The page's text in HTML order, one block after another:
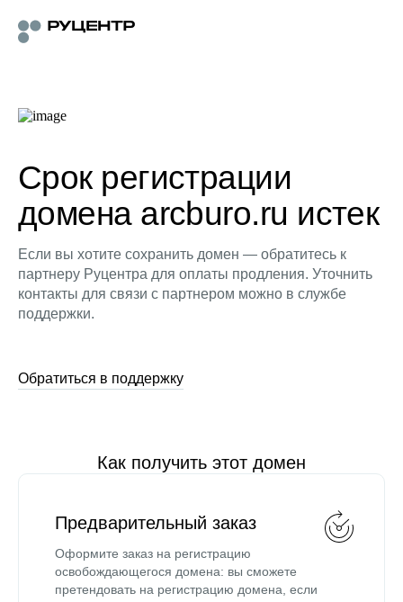
Срок регистрации
домена arcburo.ru истек
Если вы хотите сохранить домен — обратитесь к
партнеру Руцентра для оплаты продления. Уточнить
контакты для связи с партнером можно в службе
поддержки.
Обратиться в поддержку
Как получить этот домен
Предварительный заказ
Оформите заказ на регистрацию
освобождающегося домена: вы сможете
претендовать на регистрацию домена, если